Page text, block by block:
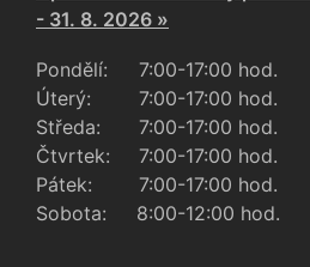
- 31. 8. 2026 »
Pondělí:
Úterý:
Středa:
Čtvrtek:
Pátek:
Sobota:
7:00-17:00 hod.
7:00-17:00 hod.
7:00-17:00 hod.
7:00-17:00 hod.
7:00-17:00 hod.
8:00-12:00 hod.